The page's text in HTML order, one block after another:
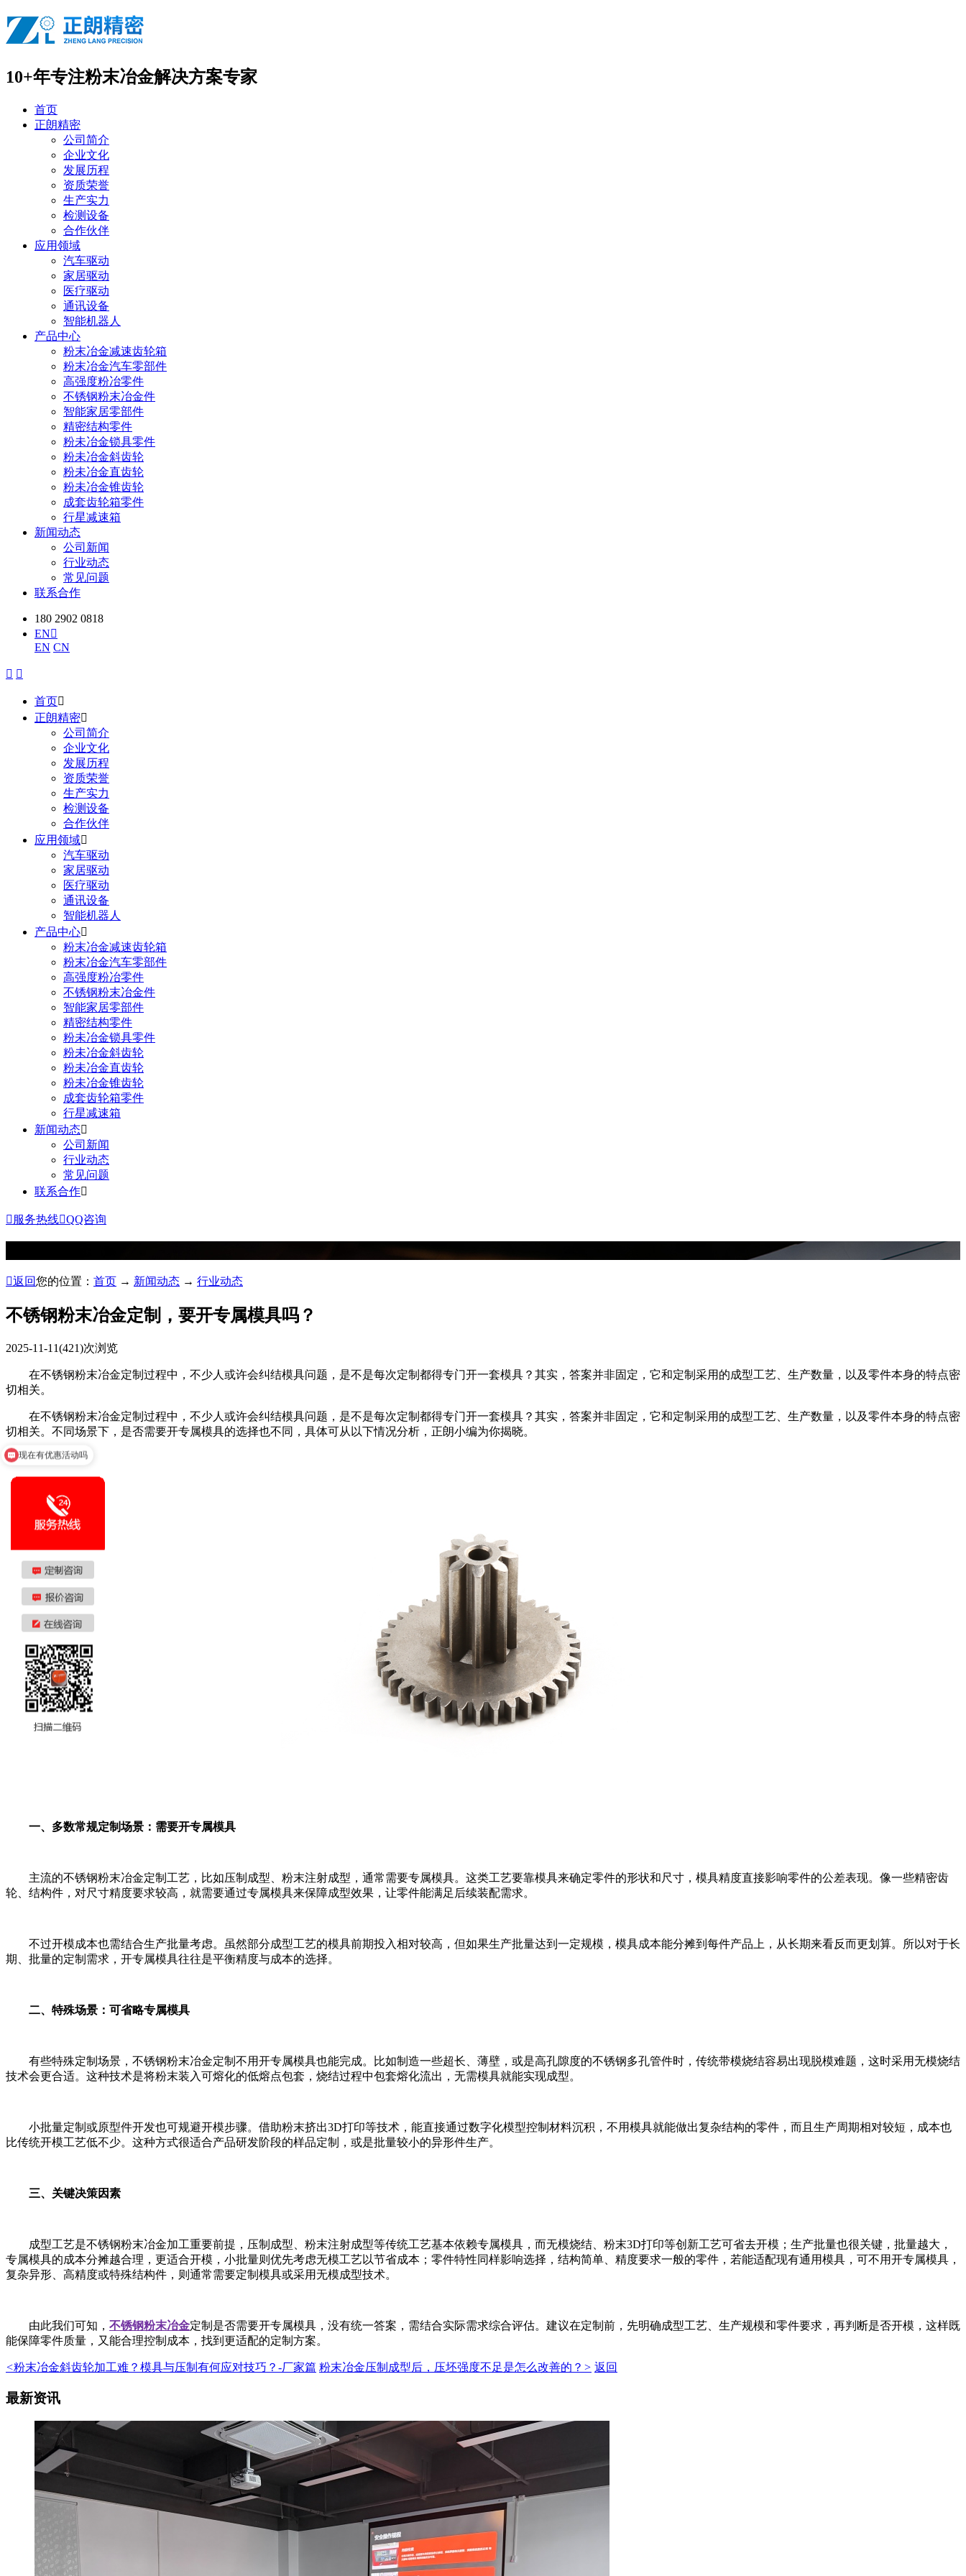
10+年专注粉末冶金解决方案专家
首页
正朗精密
公司简介
企业文化
发展历程
资质荣誉
生产实力
检测设备
合作伙伴
应用领域
汽车驱动
家居驱动
医疗驱动
通讯设备
智能机器人
产品中心
粉末冶金减速齿轮箱
粉末冶金汽车零部件
高强度粉冶零件
不锈钢粉末冶金件
智能家居零部件
精密结构零件
粉未冶金锁具零件
粉未冶金斜齿轮
粉未冶金直齿轮
粉未冶金锥齿轮
成套齿轮箱零件
行星减速箱
新闻动态
公司新闻
行业动态
常见问题
联系合作
180 2902 0818
EN
EN CN
 
首页
正朗精密
公司简介
企业文化
发展历程
资质荣誉
生产实力
检测设备
合作伙伴
应用领域
汽车驱动
家居驱动
医疗驱动
通讯设备
智能机器人
产品中心
粉末冶金减速齿轮箱
粉末冶金汽车零部件
高强度粉冶零件
不锈钢粉末冶金件
智能家居零部件
精密结构零件
粉未冶金锁具零件
粉未冶金斜齿轮
粉未冶金直齿轮
粉未冶金锥齿轮
成套齿轮箱零件
行星减速箱
新闻动态
公司新闻
行业动态
常见问题
联系合作
 服务热线QQ咨询
返回您的位置： 首页 → 新闻动态 → 行业动态
不锈钢粉末冶金定制，要开专属模具吗？
2025-11-11(421)次浏览
在不锈钢粉末冶金定制过程中，不少人或许会纠结模具问题，是不是每次定制都得专门开一套模具？其实，答案并非固定，它和定制采用的成型工艺、生产数量，以及零件本身的特点密
切相关。
在不锈钢粉末冶金定制过程中，不少人或许会纠结模具问题，是不是每次定制都得专门开一套模具？其实，答案并非固定，它和定制采用的成型工艺、生产数量，以及零件本身的特点密
切相关。不同场景下，是否需要开专属模具的选择也不同，具体可从以下情况分析，正朗小编为你揭晓。
一、多数常规定制场景：需要开专属模具
主流的不锈钢粉末冶金定制工艺，比如压制成型、粉末注射成型，通常需要专属模具。这类工艺要靠模具来确定零件的形状和尺寸，模具精度直接影响零件的公差表现。像一些精密齿
轮、结构件，对尺寸精度要求较高，就需要通过专属模具来保障成型效果，让零件能满足后续装配需求。
不过开模成本也需结合生产批量考虑。虽然部分成型工艺的模具前期投入相对较高，但如果生产批量达到一定规模，模具成本能分摊到每件产品上，从长期来看反而更划算。所以对于长
期、批量的定制需求，开专属模具往往是平衡精度与成本的选择。
二、特殊场景：可省略专属模具
有些特殊定制场景，不锈钢粉末冶金定制不用开专属模具也能完成。比如制造一些超长、薄壁，或是高孔隙度的不锈钢多孔管件时，传统带模烧结容易出现脱模难题，这时采用无模烧结
技术会更合适。这种技术是将粉末装入可熔化的低熔点包套，烧结过程中包套熔化流出，无需模具就能实现成型。
小批量定制或原型件开发也可规避开模步骤。借助粉末挤出3D打印等技术，能直接通过数字化模型控制材料沉积，不用模具就能做出复杂结构的零件，而且生产周期相对较短，成本也
比传统开模工艺低不少。这种方式很适合产品研发阶段的样品定制，或是批量较小的异形件生产。
三、关键决策因素
成型工艺是不锈钢粉末冶金加工重要前提，压制成型、粉末注射成型等传统工艺基本依赖专属模具，而无模烧结、粉末3D打印等创新工艺可省去开模；生产批量也很关键，批量越大，
专属模具的成本分摊越合理，更适合开模，小批量则优先考虑无模工艺以节省成本；零件特性同样影响选择，结构简单、精度要求一般的零件，若能适配现有通用模具，可不用开专属模具，
复杂异形、高精度或特殊结构件，则通常需要定制模具或采用无模成型技术。
由此我们可知， 不锈钢粉末冶金定制是否需要开专属模具，没有统一答案，需结合实际需求综合评估。建议在定制前，先明确成型工艺、生产规模和零件要求，再判断是否开模，这样既
能保障零件质量，又能合理控制成本，找到更适配的定制方案。
<粉末冶金斜齿轮加工难？模具与压制有何应对技巧？-厂家篇 粉末冶金压制成型后，压坯强度不足是怎么改善的？ > 返回
最新资讯
现在有优惠活动吗